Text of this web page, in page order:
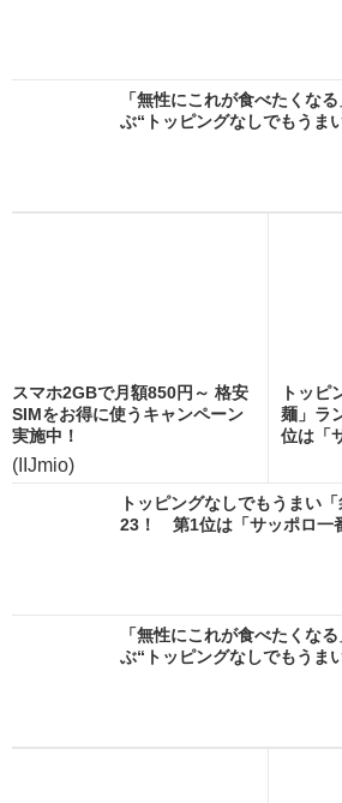
「無性にこれが食べたくな
ぶ“トッピングなしでもうま
スマホ2GBで月額850円～ 格安
SIMをお得に使うキャンペーン
実施中！
(IIJmio)
トッピ
麺」ラ
位は「
トッピングなしでもうまい
23！ 第1位は「サッポロ一
「無性にこれが食べたくな
ぶ“トッピングなしでもうま